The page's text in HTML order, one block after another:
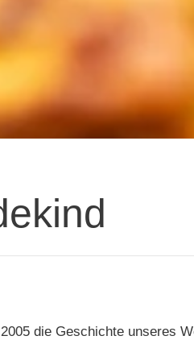
die Geschichte unseres